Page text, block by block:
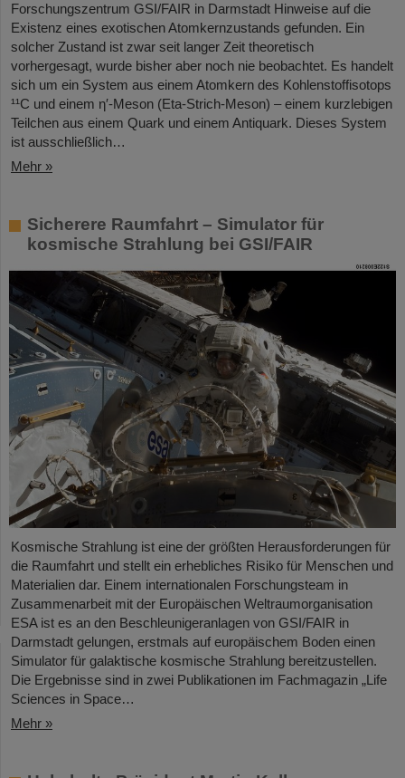
Forschungszentrum GSI/FAIR in Darmstadt Hinweise auf die
Existenz eines exotischen Atomkernzustands gefunden. Ein
solcher Zustand ist zwar seit langer Zeit theoretisch
vorhergesagt, wurde bisher aber noch nie beobachtet. Es handelt
sich um ein System aus einem Atomkern des Kohlenstoffisotops
¹¹C und einem η′‑Meson (Eta-Strich-Meson) – einem kurzlebigen
Teilchen aus einem Quark und einem Antiquark. Dieses System
ist ausschließlich…
Mehr »
Sicherere Raumfahrt – Simulator für
kosmische Strahlung bei GSI/FAIR
Kosmische Strahlung ist eine der größten Herausforderungen für
die Raumfahrt und stellt ein erhebliches Risiko für Menschen und
Materialien dar. Einem internationalen Forschungsteam in
Zusammenarbeit mit der Europäischen Weltraumorganisation
ESA ist es an den Beschleunigeranlagen von GSI/FAIR in
Darmstadt gelungen, erstmals auf europäischem Boden einen
Simulator für galaktische kosmische Strahlung bereitzustellen.
Die Ergebnisse sind in zwei Publikationen im Fachmagazin „Life
Sciences in Space…
Mehr »